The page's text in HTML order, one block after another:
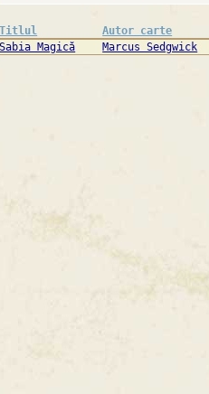
Titlul
Autor carte
Sabia Magică
Marcus Sedgwick